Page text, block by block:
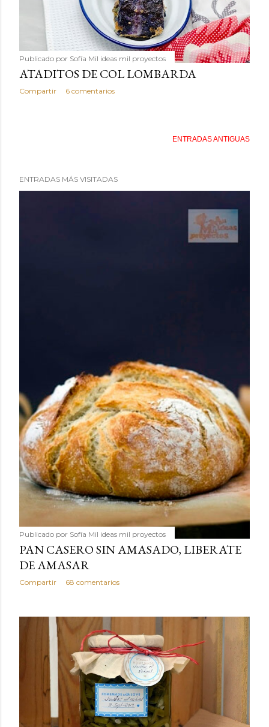
Publicado por Sofía Mil ideas mil proyectos
ATADITOS DE COL LOMBARDA
Compartir 6 comentarios
ENTRADAS ANTIGUAS
ENTRADAS MÁS VISITADAS
Publicado por Sofía Mil ideas mil proyectos
PAN CASERO SIN AMASADO, LIBERATE
DE AMASAR
Compartir 68 comentarios